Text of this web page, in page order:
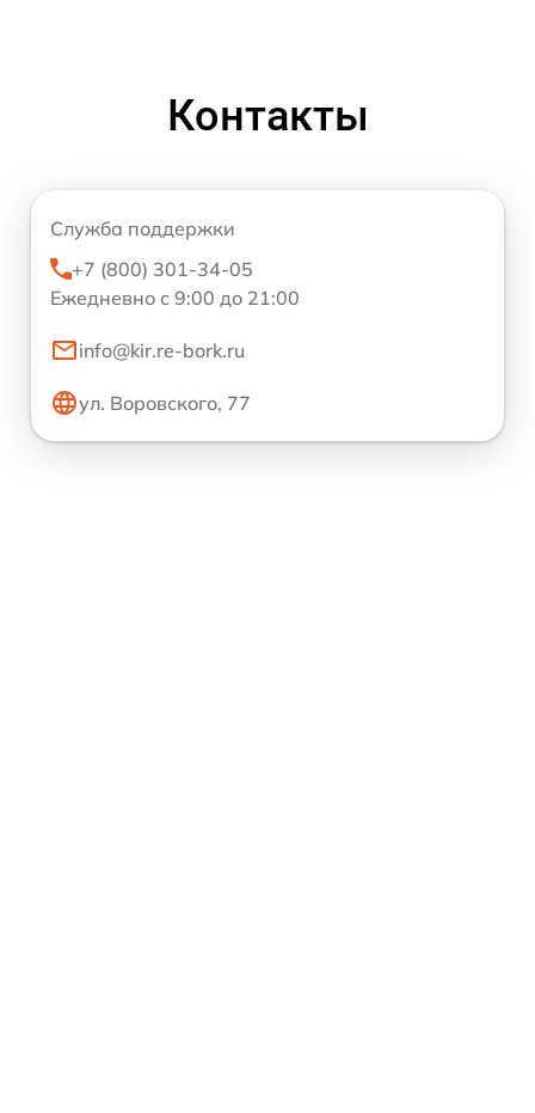
Контакты
Служба поддержки
+7 (800) 301-34-05
Ежедневно с 9:00 до 21:00
info@kir.re-bork.ru
ул. Воровского, 77